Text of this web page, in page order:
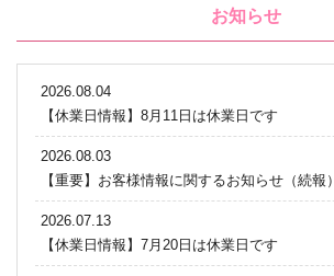
お知らせ
2026.08.04
【休業日情報】8月11日は休業日です
2026.08.03
【重要】お客様情報に関するお知らせ（続報）
2026.07.13
【休業日情報】7月20日は休業日です